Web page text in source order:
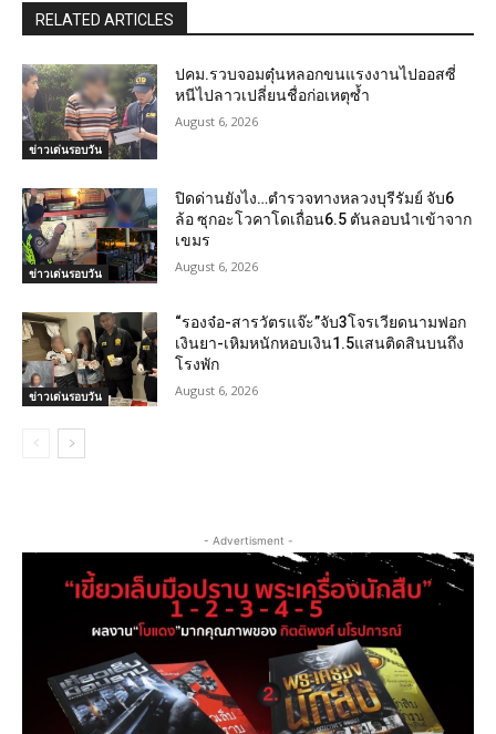
RELATED ARTICLES
ข่าวเด่นรอบวัน
ปคม.รวบจอมตุ๋นหลอกขนแรงงานไปออสซี่
หนีไปลาวเปลี่ยนชื่อก่อเหตุซ้ำ
August 6, 2026
ข่าวเด่นรอบวัน
ปิดด่านยังไง…ตำรวจทางหลวงบุรีรัมย์ จับ6
ล้อ ซุกอะโวคาโดเถื่อน6.5 ตันลอบนำเข้าจาก
เขมร
August 6, 2026
ข่าวเด่นรอบวัน
“รองจ๋อ-สารวัตรแจ๊ะ”จับ3โจรเวียดนามฟอก
เงินยา-เหิมหนักหอบเงิน1.5แสนติดสินบนถึง
โรงพัก
August 6, 2026
- Advertisment -